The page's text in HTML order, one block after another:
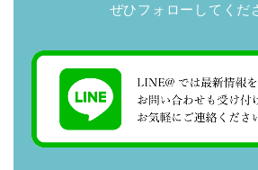
ぜひフォローしてくだ